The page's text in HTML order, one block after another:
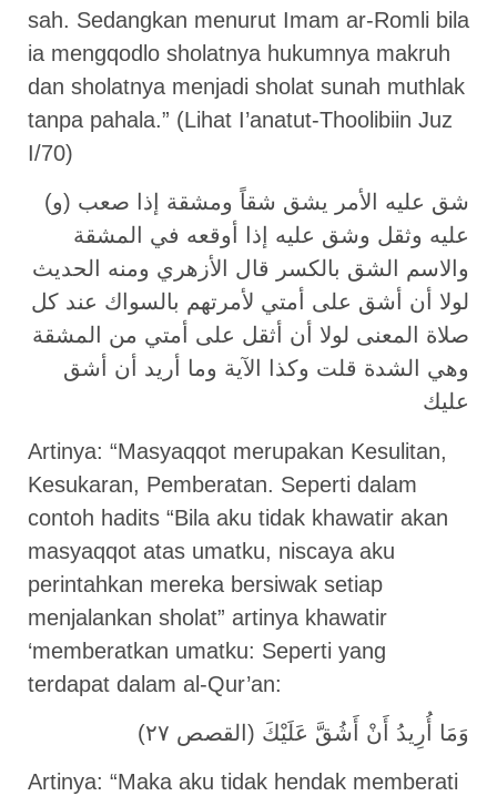
sah. Sedangkan menurut Imam ar-Romli bila
ia mengqodlo sholatnya hukumnya makruh
dan sholatnya menjadi sholat sunah muthlak
tanpa pahala.” (Lihat I’anatut-Thoolibiin Juz
I/70)
(و) شق عليه الأمر يشق شقاً ومشقة إذا صعب
عليه وثقل وشق عليه إذا أوقعه في المشقة
والاسم الشق بالكسر قال الأزهري ومنه الحديث
لولا أن أشق على أمتي لأمرتهم بالسواك عند كل
صلاة المعنى لولا أن أثقل على أمتي من المشقة
وهي الشدة قلت وكذا الآية وما أريد أن أشق
عليك
Artinya: “Masyaqqot merupakan Kesulitan,
Kesukaran, Pemberatan. Seperti dalam
contoh hadits “Bila aku tidak khawatir akan
masyaqqot atas umatku, niscaya aku
perintahkan mereka bersiwak setiap
menjalankan sholat” artinya khawatir
‘memberatkan umatku: Seperti yang
terdapat dalam al-Qur’an:
وَمَا أُرِيدُ أَنْ أَشُقَّ عَلَيْكَ (القصص ٢٧)
Artinya: “Maka aku tidak hendak memberati